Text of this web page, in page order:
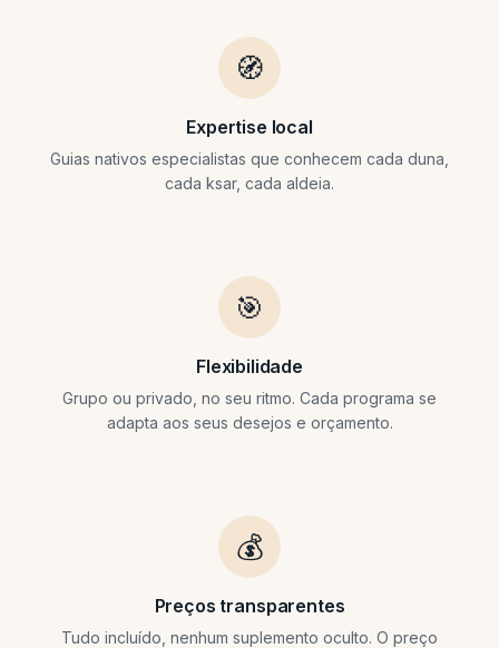
🧭
Expertise local
Guias nativos especialistas que conhecem cada duna,
cada ksar, cada aldeia.
🎯
Flexibilidade
Grupo ou privado, no seu ritmo. Cada programa se
adapta aos seus desejos e orçamento.
💰
Preços transparentes
Tudo incluído, nenhum suplemento oculto. O preço